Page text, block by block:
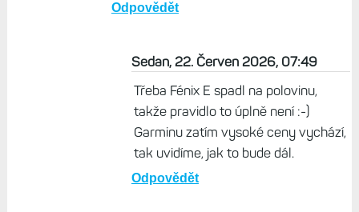
Odpovědět
Sedan, 22. Červen 2026, 07:49
Třeba Fénix E spadl na polovinu,
takže pravidlo to úplně není :-)
Garminu zatím vysoké ceny vychází,
tak uvidíme, jak to bude dál.
Odpovědět